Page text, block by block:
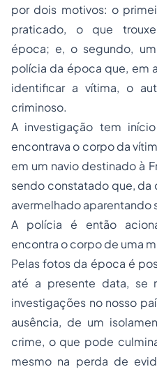
por dois motivos: o
praticado, o que
época; e, o segundo,
polícia da época que, em
identificar a vítima, o
criminoso.
A investigação tem
encontrava o corpo da
em um navio destinado à
sendo constatado que, da
avermelhado aparentando
A polícia é então
encontra o corpo de uma
Pelas fotos da época é
até a presente data, se
investigações no nosso
ausência, de um
crime, o que pode
mesmo na perda de